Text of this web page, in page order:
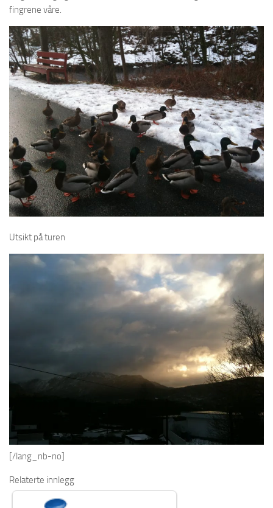
fingrene våre.
Utsikt på turen
[/lang_nb-no]
Relaterte innlegg